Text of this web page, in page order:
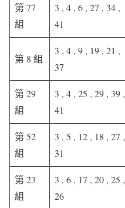
第 77
組
3 , 4 , 6 , 27 , 34 ,
41
第 8 組
3 , 4 , 9 , 19 , 21 ,
37
第 29
組
3 , 4 , 25 , 29 , 39 ,
41
第 52
組
3 , 5 , 12 , 18 , 27 ,
31
第 23
組
3 , 6 , 17 , 20 , 25 ,
26